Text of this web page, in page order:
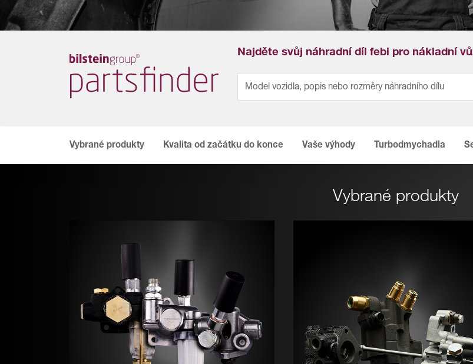
Najděte svůj náhradní díl febi pro nákladní
Vybrané produkty Kvalita od začátku do konce Vaše výhody Turbodmychadla
Vybrané produkty